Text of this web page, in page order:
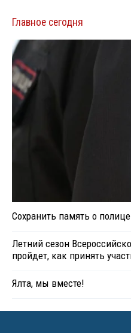
Главное сегодня
Сохранить память о
Летний сезон
пройдет, как принять
Ялта, мы вместе!